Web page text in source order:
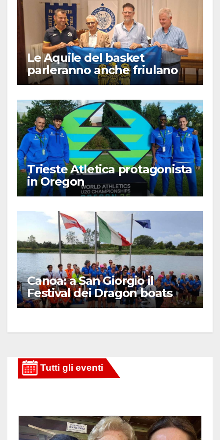
Le Aquile del basket
parleranno anche friulano
Trieste Atletica protagonista
in Oregon
Canoa: a San Giorgio il
Festival dei Dragon boats